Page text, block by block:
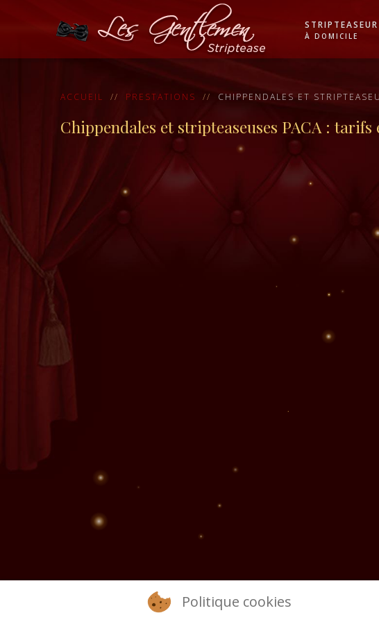
STRIPTEASEUR
À DOMICILE
ACCUEIL PRESTATIONS CHIPPENDALES ET
Chippendales et stripteaseuses PACA :
Politique cookies